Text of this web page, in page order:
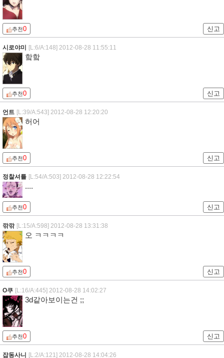
추천0 신고
시로야미 [L:6/A:148] 2012-08-28 11:55:11
핰핰
추천0 신고
언트 [L:39/A:543] 2012-08-28 12:20:20
허어
추천0 신고
정찰셔틀 [L:54/A:503] 2012-08-28 12:22:54
....
추천0 신고
깎깎 [L:15/A:598] 2012-08-28 13:31:38
오 ㅋㅋㅋㅋ
추천0 신고
O쿠 [L:16/A:445] 2012-08-28 14:02:27
3d같아보이는건 ;;
추천0 신고
잡동사니 [L:2/A:121] 2012-08-28 14:04:26